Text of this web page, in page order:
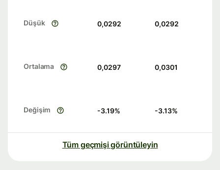
Düşük 0,0292 0,0292
Ortalama 0,0297 0,0301
Değişim -3.19% -3.13%
Tüm geçmişi görüntüleyin